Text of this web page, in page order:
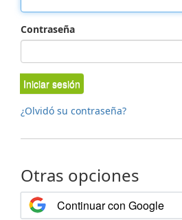
Contraseña
Iniciar sesión
¿Olvidó su contraseña?
Otras opciones
Continuar con Google